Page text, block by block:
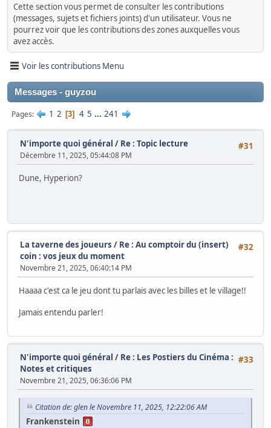
Cette section vous permet de consulter les contributions
(messages, sujets et fichiers joints) d'un utilisateur. Vous ne
pourrez voir que les contributions des zones auxquelles vous
avez accès.
Voir les contributions Menu
Messages - guyzou
Pages 1 2 3 4 5 ... 241
#31
N'importe quoi général / Re : Topic lecture
Décembre 11, 2025, 05:44:08 PM
Dune, Hyperion?
#32
La taverne des joueurs / Re : Au comptoir du (insert)
coin : vos jeux du moment
Novembre 21, 2025, 06:40:14 PM
Haaaa c'est ca le jeu dont tu parlais avec les billes et le village!!
Jamais entendu parler!
#33
N'importe quoi général / Re : Les Postiers du Cinéma :
Notes et critiques
Novembre 21, 2025, 06:36:06 PM
Citation de: glen le Novembre 11, 2025, 12:22:06 AM
Frankenstein